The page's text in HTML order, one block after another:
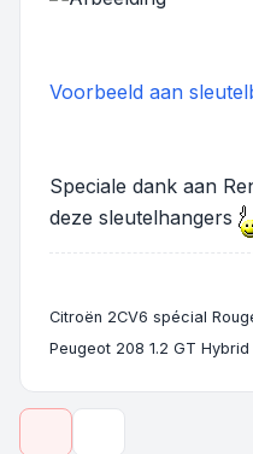
Voorbeeld aan
Speciale dank aan
deze sleutelhangers
Citroën 2CV6 spécial
Peugeot 208 1.2 GT Hybrid